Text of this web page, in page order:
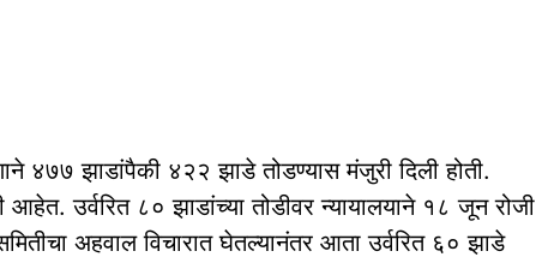
४७७ झाडांपैकी ४२२ झाडे तोडण्यास मंजुरी दिली होती.
उर्वरित ८० झाडांच्या तोडीवर न्यायालयाने १८ जून रोजी
अहवाल विचारात घेतल्यानंतर आता उर्वरित ६० झाडे